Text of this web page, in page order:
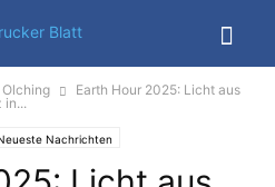
Olching
Earth Hour 2025: Licht aus
in...
Nachrichten